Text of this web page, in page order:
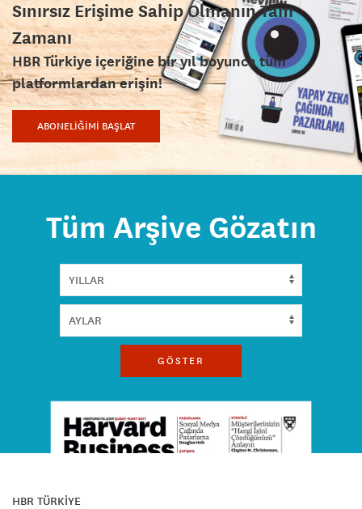
Sınırsız Erişime Sahip Olmanın Tam
Zamanı
HBR Türkiye içeriğine bir yıl boyunca tüm
platformlardan erişin!
ABONELİĞİMİ BAŞLAT
Tüm Arşive Gözatın
GÖSTER
HBR TÜRKİYE